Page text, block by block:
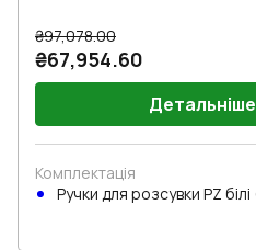
₴97,078.00
₴67,954.60
Комплектація
Ручки для розсувки PZ